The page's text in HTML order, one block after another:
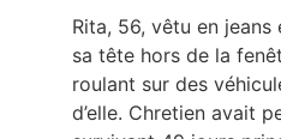
Rita, 56, vêtu en
sa tête hors de la
roulant sur des
d’elle. Chretien avait